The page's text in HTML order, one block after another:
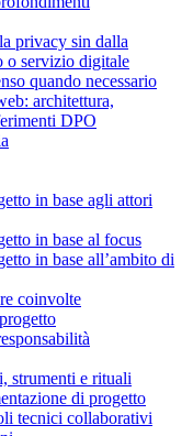
privacy sin dalla
o servizio digitale
quando necessario
architettura,
DPO
in base agli attori
in base al focus
in base all’ambito di
coinvolte
strumenti e rituali
di progetto
tecnici collaborativi